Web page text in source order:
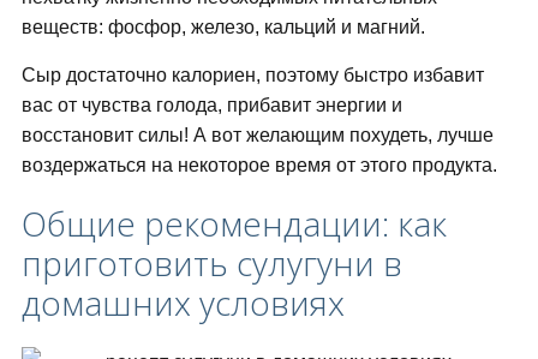
веществ: фосфор, железо, кальций и магний.
Сыр достаточно калориен, поэтому быстро избавит
вас от чувства голода, прибавит энергии и
восстановит силы! А вот желающим похудеть, лучше
воздержаться на некоторое время от этого продукта.
Общие рекомендации: как
приготовить сулугуни в
домашних условиях